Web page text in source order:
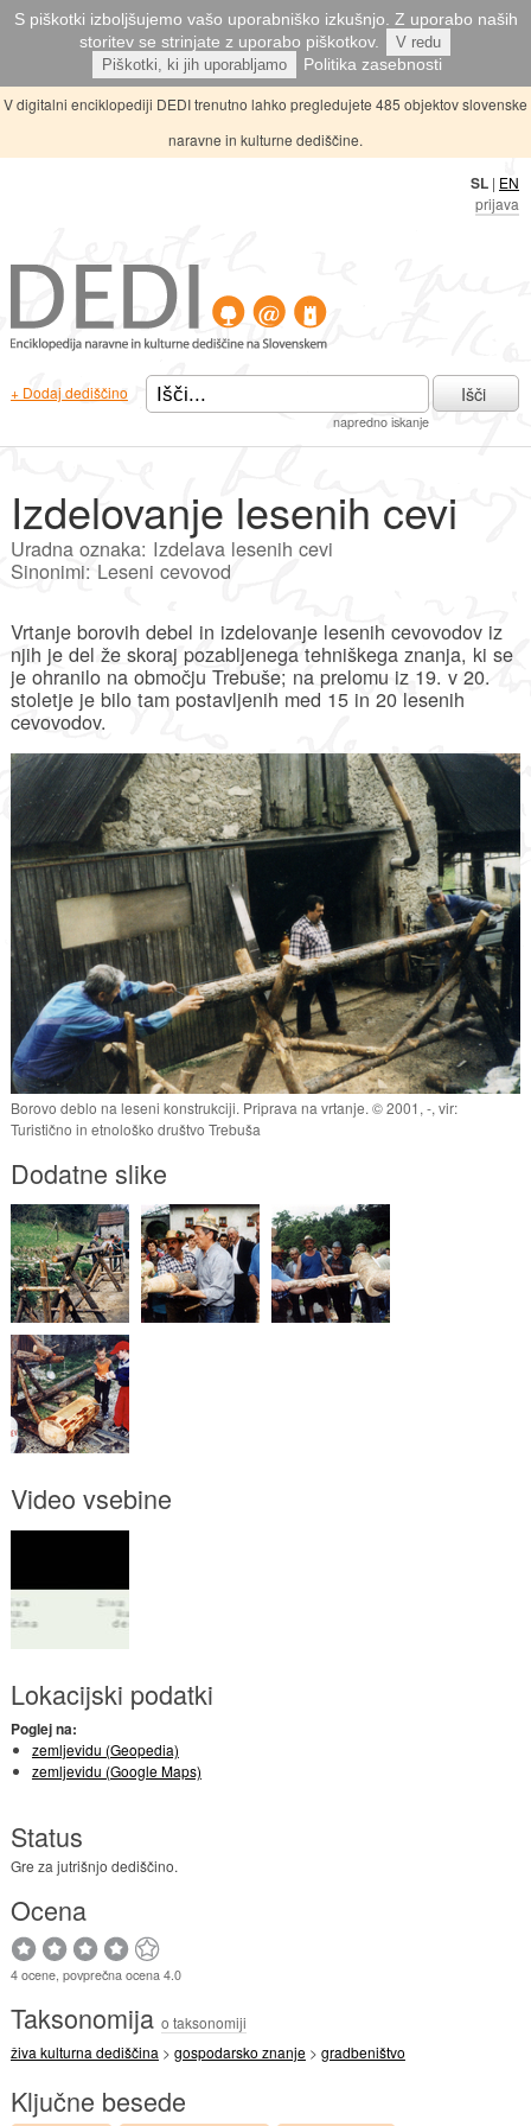
S piškotki izboljšujemo vašo uporabniško izkušnjo. Z uporabo naših
storitev se strinjate z uporabo piškotkov.
V redu
Piškotki, ki jih uporabljamo
Politika zasebnosti
V digitalni enciklopediji DEDI trenutno lahko pregledujete 485 objektov slovenske
naravne in kulturne dediščine.
SL | EN
prijava
+ Dodaj dediščino
napredno iskanje
Išči
Izdelovanje lesenih cevi
Uradna oznaka: Izdelava lesenih cevi
Sinonimi: Leseni cevovod
Vrtanje borovih debel in izdelovanje lesenih cevovodov iz
njih je del že skoraj pozabljenega tehniškega znanja, ki se
je ohranilo na območju Trebuše; na prelomu iz 19. v 20.
stoletje je bilo tam postavljenih med 15 in 20 lesenih
cevovodov.
Borovo deblo na leseni konstrukciji. Priprava na vrtanje. © 2001, -, vir:
Turistično in etnološko društvo Trebuša
Dodatne slike
Video vsebine
Lokacijski podatki
Poglej na:
zemljevidu (Geopedia)
zemljevidu (Google Maps)
Status
Gre za jutrišnjo dediščino.
Ocena
4 ocene, povprečna ocena 4.0
Taksonomija o taksonomiji
živa kulturna dediščina> gospodarsko znanje> gradbeništvo
Ključne besede